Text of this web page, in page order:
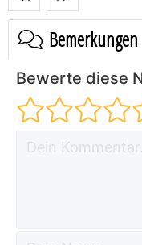
Bemerkungen
Bewerte diese